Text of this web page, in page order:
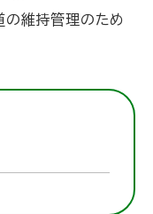
の維持管理のため